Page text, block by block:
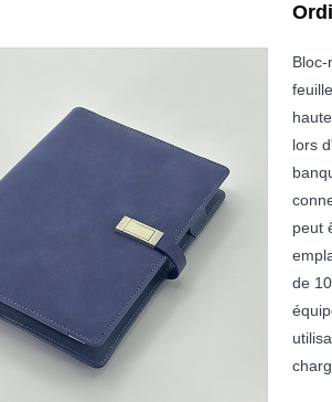
lors
peut
de